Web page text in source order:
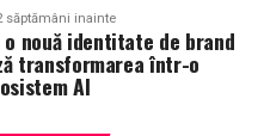
săptămâni inainte
o nouă identitate de brand
transformarea într-o
AI